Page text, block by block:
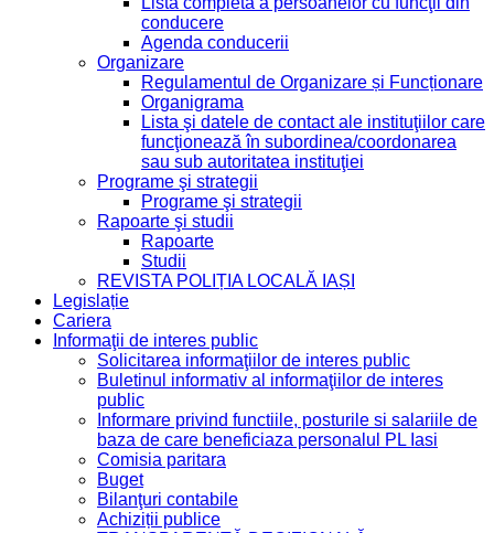
conducere
Agenda conducerii
Organizare
Regulamentul de Organizare și Funcționare
Organigrama
Lista şi datele de contact ale instituţiilor care
funcţionează în subordinea/coordonarea
sau sub autoritatea instituţiei
Programe şi strategii
Programe şi strategii
Rapoarte şi studii
Rapoarte
Studii
REVISTA POLIȚIA LOCALĂ IAȘI
Legislație
Cariera
Informaţii de interes public
Solicitarea informaţiilor de interes public
Buletinul informativ al informaţiilor de interes
public
Informare privind functiile, posturile si salariile de
baza de care beneficiaza personalul PL Iasi
Comisia paritara
Buget
Bilanţuri contabile
Achiziții publice